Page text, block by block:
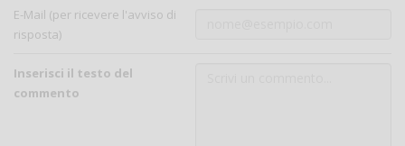
E-Mail (per ricevere l'avviso di
risposta)
Inserisci il testo del
commento